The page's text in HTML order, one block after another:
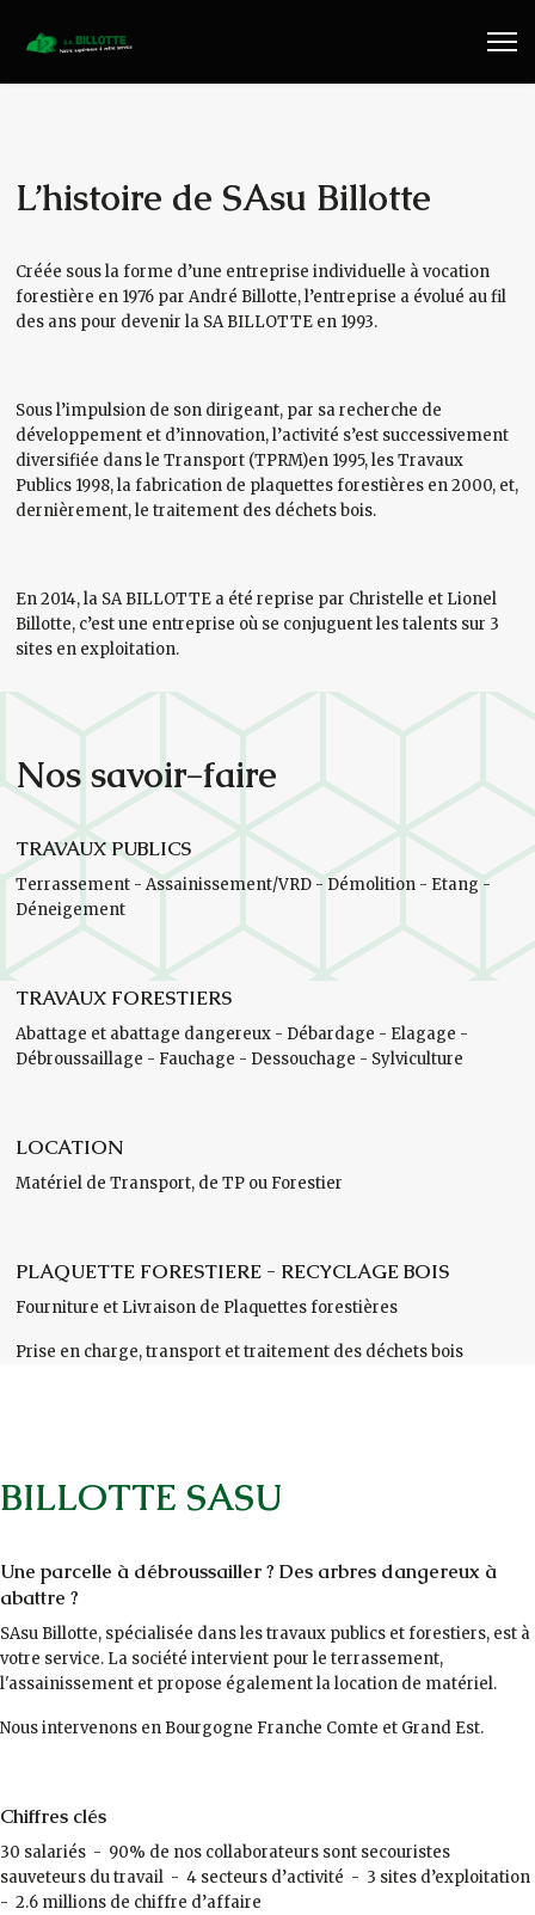
Travaux Forestiers
Traitement de Déchets Bois
Contact
L’histoire de SAsu Billotte
Créée sous la forme d’une entreprise individuelle à vocation
forestière en 1976 par André Billotte, l’entreprise a évolué au fil
des ans pour devenir la SA BILLOTTE en 1993.
Sous l’impulsion de son dirigeant, par sa recherche de
développement et d’innovation, l’activité s’est successivement
diversifiée dans le Transport (TPRM)en 1995, les Travaux
Publics 1998, la fabrication de plaquettes forestières en 2000, et,
dernièrement, le traitement des déchets bois.
En 2014, la SA BILLOTTE a été reprise par Christelle et Lionel
Billotte, c’est une entreprise où se conjuguent les talents sur 3
sites en exploitation.
Nos savoir-faire
TRAVAUX PUBLICS
Terrassement - Assainissement/VRD - Démolition - Etang -
Déneigement
TRAVAUX FORESTIERS
Abattage et abattage dangereux - Débardage - Elagage -
Débroussaillage - Fauchage - Dessouchage - Sylviculture
LOCATION
Matériel de Transport, de TP ou Forestier
PLAQUETTE FORESTIERE - RECYCLAGE BOIS
Fourniture et Livraison de Plaquettes forestières
Prise en charge, transport et traitement des déchets bois
BILLOTTE SASU
Une parcelle à débroussailler ? Des arbres dangereux à
abattre ?
SAsu Billotte, spécialisée dans les travaux publics et forestiers, est à
votre service. La société intervient pour le terrassement,
l'assainissement et propose également la location de matériel.
Nous intervenons en Bourgogne Franche Comte et Grand Est.
Chiffres clés
30 salariés - 90% de nos collaborateurs sont secouristes
sauveteurs du travail - 4 secteurs d’activité - 3 sites d’exploitation
- 2.6 millions de chiffre d’affaire